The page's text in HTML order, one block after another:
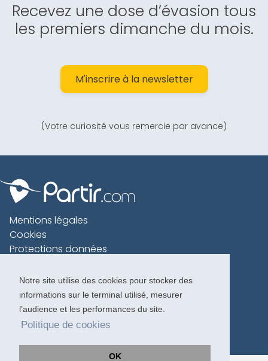
Notre site utilise des cookies pour stocker des
informations sur le terminal utilisé, mesurer
l’audience et les performances du site.
Politique de cookies
OK
Recevez une dose d’évasion tous
les premiers dimanche du mois.
M'inscrire à la newsletter
(Votre curiosité vous remercie par avance)
Mentions légales
Cookies
Protections données
Charte voyageur
Copyright 1996-2026